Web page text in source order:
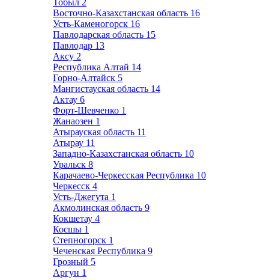
Тобыл 2
Восточно-Казахстанская область 16
Усть-Каменогорск 16
Павлодарская область 15
Павлодар 13
Аксу 2
Республика Алтай 14
Горно-Алтайск 5
Мангистауская область 14
Актау 6
Форт-Шевченко 1
Жанаозен 1
Атырауская область 11
Атырау 11
Западно-Казахстанская область 10
Уральск 8
Карачаево-Черкесская Республика 10
Черкесск 4
Усть-Джегута 1
Акмолинская область 9
Кокшетау 4
Косшы 1
Степногорск 1
Чеченская Республика 9
Грозный 5
Аргун 1